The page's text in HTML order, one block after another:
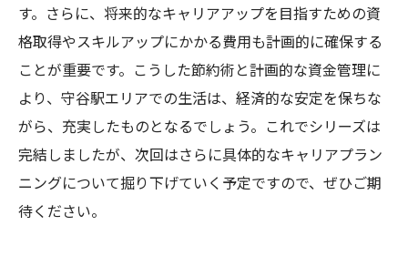
す。さらに、将来的なキャリアアップを目指すための資
格取得やスキルアップにかかる費用も計画的に確保する
ことが重要です。こうした節約術と計画的な資金管理に
より、守谷駅エリアでの生活は、経済的な安定を保ちな
がら、充実したものとなるでしょう。これでシリーズは
完結しましたが、次回はさらに具体的なキャリアプラン
ニングについて掘り下げていく予定ですので、ぜひご期
待ください。